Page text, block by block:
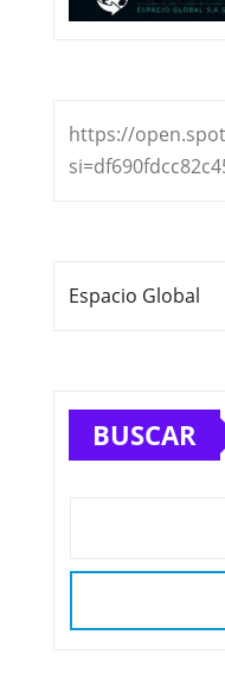
https://
Espacio Global
BUSCAR